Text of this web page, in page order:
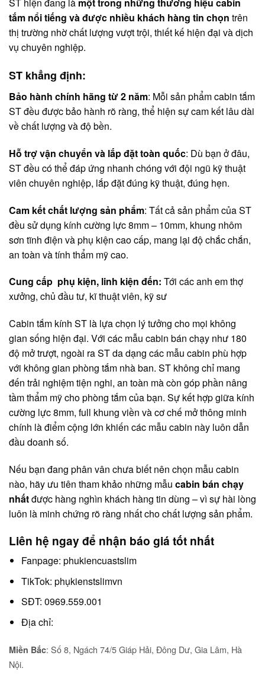
ST hiện đang là một trong những thương hiệu cabin
tắm nổi tiếng và được nhiều khách hàng tin chọn trên
thị trường nhờ chất lượng vượt trội, thiết kế hiện đại và dịch
vụ chuyên nghiệp.
ST khẳng định:
Bảo hành chính hãng từ 2 năm: Mỗi sản phẩm cabin tắm
ST đều được bảo hành rõ ràng, thể hiện sự cam kết lâu dài
về chất lượng và độ bền.
Hỗ trợ vận chuyển và lắp đặt toàn quốc: Dù bạn ở đâu,
ST đều có thể đáp ứng nhanh chóng với đội ngũ kỹ thuật
viên chuyên nghiệp, lắp đặt đúng kỹ thuật, đúng hẹn.
Cam kết chất lượng sản phẩm: Tất cả sản phẩm của ST
đều sử dụng kính cường lực 8mm – 10mm, khung nhôm
sơn tĩnh điện và phụ kiện cao cấp, mang lại độ chắc chắn,
an toàn và tính thẩm mỹ cao.
Cung cấp phụ kiện, linh kiện đến: Tới các anh em thợ
xưởng, chủ đầu tư, kĩ thuật viên, kỹ sư
Cabin tắm kính ST là lựa chọn lý tưởng cho mọi không
gian sống hiện đại. Với các mẫu cabin bán chạy như 180
độ mở trượt, ngoài ra ST da dạng các mẫu cabin phù hợp
với không gian phòng tắm nhà ban. ST không chỉ mang
đến trải nghiệm tiện nghi, an toàn mà còn góp phần nâng
tầm thẩm mỹ cho phòng tắm của bạn. Sự kết hợp giữa kính
cường lực 8mm, full khung viền và cơ chế mở thông minh
chính là điểm cộng lớn khiến các mẫu cabin này luôn dẫn
đầu doanh số.
Nếu bạn đang phân vân chưa biết nên chọn mẫu cabin
nào, hãy ưu tiên tham khảo những mẫu cabin bán chạy
nhấtđược hàng nghìn khách hàng tin dùng – vì sự hài lòng
luôn là minh chứng rõ ràng nhất cho chất lượng sản phẩm.
Liên hệ ngay để nhận báo giá tốt nhất
Fanpage: phukiencuastslim
TikTok: phụkienstslimvn
SĐT: 0969.559.001
Địa chỉ:
Miền Bắc: Số 8, Ngách 74/5 Giáp Hải, Đông Dư, Gia Lâm, Hà
Nội.